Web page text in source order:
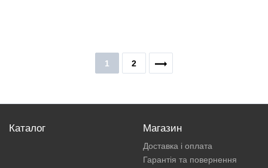
1 2
Каталог Магазин
Доставка і оплата
Гарантія та повернення